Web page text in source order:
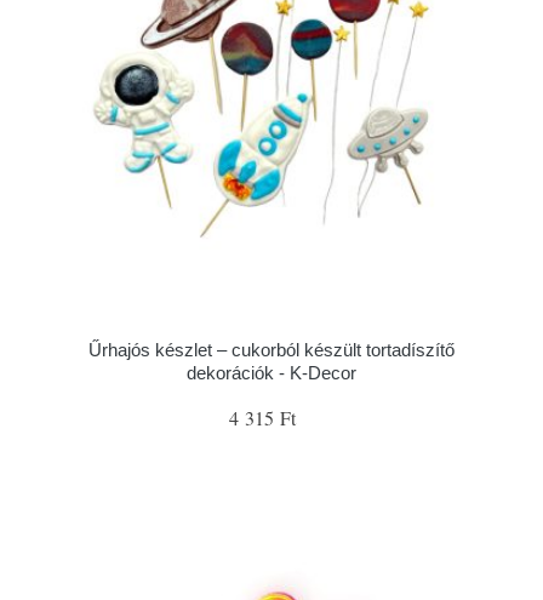
Űrhajós készlet – cukorból készült tortadíszítő
dekorációk - K-Decor
4 315 Ft